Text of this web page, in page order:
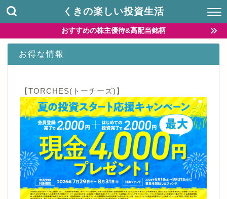
くきの楽しい投資生活
おすすめの株主優待&高配当銘柄
お得な情報
【TORCHES(トーチーズ)】